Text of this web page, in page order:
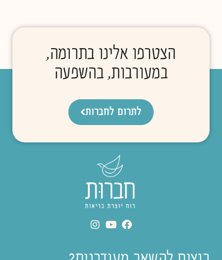
הצטרפו אלינו בתרומה,
במעורבות, בהשפעה
לתרום לחברות